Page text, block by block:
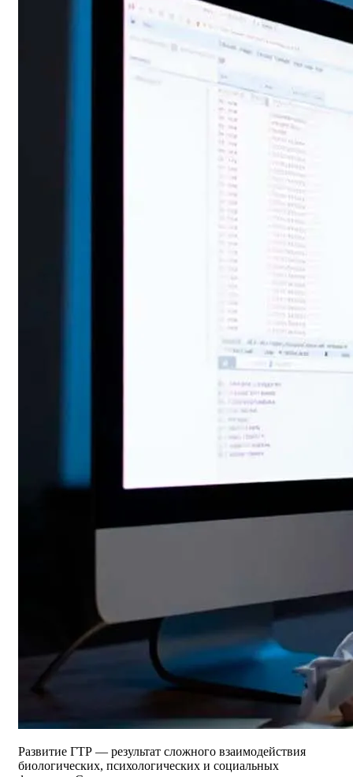
Развитие ГТР — результат сложного взаимодействия
биологических, психологических и социальных